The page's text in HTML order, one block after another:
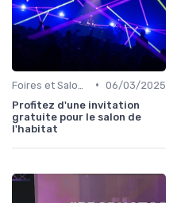
• 06/03/2025
Profitez d'une invitation
gratuite pour le salon de
l'habitat